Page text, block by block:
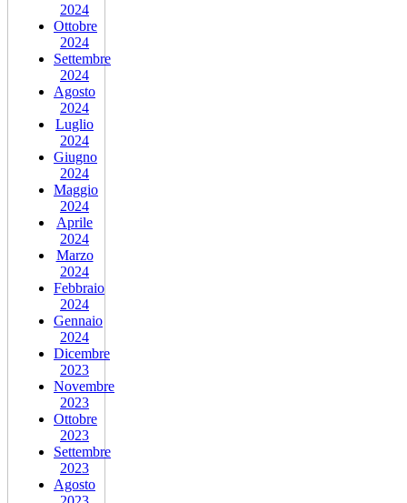
2024
Ottobre
2024
Settembre
2024
Agosto
2024
Luglio
2024
Giugno
2024
Maggio
2024
Aprile
2024
Marzo
2024
Febbraio
2024
Gennaio
2024
Dicembre
2023
Novembre
2023
Ottobre
2023
Settembre
2023
Agosto